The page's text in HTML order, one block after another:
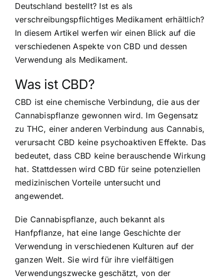
Deutschland bestellt? Ist es als
verschreibungspflichtiges Medikament erhältlich?
In diesem Artikel werfen wir einen Blick auf die
verschiedenen Aspekte von CBD und dessen
Verwendung als Medikament.
Was ist CBD?
CBD ist eine chemische Verbindung, die aus der
Cannabispflanze gewonnen wird. Im Gegensatz
zu THC, einer anderen Verbindung aus Cannabis,
verursacht CBD keine psychoaktiven Effekte. Das
bedeutet, dass CBD keine berauschende Wirkung
hat. Stattdessen wird CBD für seine potenziellen
medizinischen Vorteile untersucht und
angewendet.
Die Cannabispflanze, auch bekannt als
Hanfpflanze, hat eine lange Geschichte der
Verwendung in verschiedenen Kulturen auf der
ganzen Welt. Sie wird für ihre vielfältigen
Verwendungszwecke geschätzt, von der